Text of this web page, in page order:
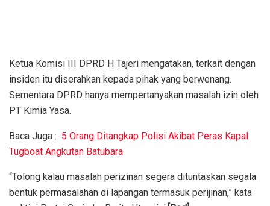
Ketua Komisi III DPRD H Tajeri mengatakan, terkait dengan
insiden itu diserahkan kepada pihak yang berwenang.
Sementara DPRD hanya mempertanyakan masalah izin oleh
PT Kimia Yasa.
Baca Juga : 5 Orang Ditangkap Polisi Akibat Peras Kapal
Tugboat Angkutan Batubara
“Tolong kalau masalah perizinan segera dituntaskan segala
bentuk permasalahan di lapangan termasuk perijinan,” kata